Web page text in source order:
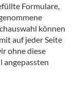
Formulare,
können
auf jeder Seite
ohne diese
angepassten